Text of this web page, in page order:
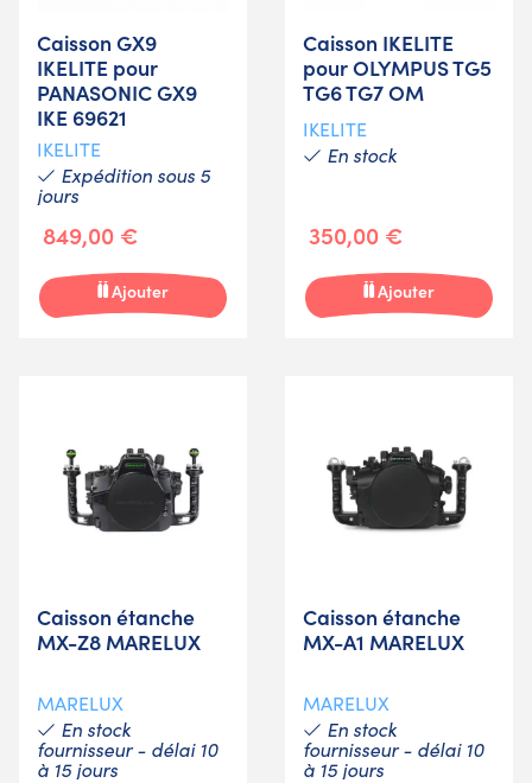
Caisson GX9
IKELITE pour
PANASONIC GX9
IKE 69621
IKELITE
Expédition sous 5
jours
849,00 €
Ajouter
Caisson IKELITE
pour OLYMPUS TG5
TG6 TG7 OM
IKELITE
En stock
350,00 €
Ajouter
Caisson étanche
MX-Z8 MARELUX
MARELUX
En stock
fournisseur - délai 10
à 15 jours
Caisson étanche
MX-A1 MARELUX
MARELUX
En stock
fournisseur - délai 10
à 15 jours